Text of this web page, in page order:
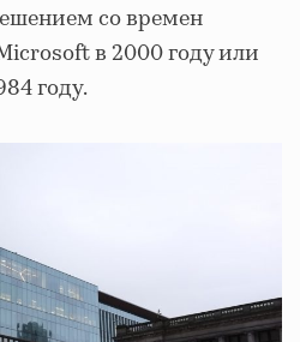
со времен
в 2000 году или
году.